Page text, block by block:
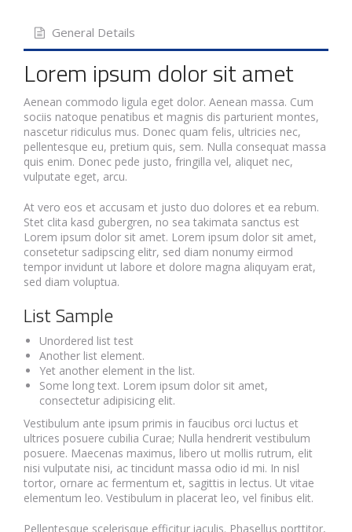
General Details
Lorem ipsum dolor sit amet
Aenean commodo ligula eget dolor. Aenean massa. Cum
sociis natoque penatibus et magnis dis parturient montes,
nascetur ridiculus mus. Donec quam felis, ultricies nec,
pellentesque eu, pretium quis, sem. Nulla consequat massa
quis enim. Donec pede justo, fringilla vel, aliquet nec,
vulputate eget, arcu.
At vero eos et accusam et justo duo dolores et ea rebum.
Stet clita kasd gubergren, no sea takimata sanctus est
Lorem ipsum dolor sit amet. Lorem ipsum dolor sit amet,
consetetur sadipscing elitr, sed diam nonumy eirmod
tempor invidunt ut labore et dolore magna aliquyam erat,
sed diam voluptua.
List Sample
Unordered list test
Another list element.
Yet another element in the list.
Some long text. Lorem ipsum dolor sit amet,
consectetur adipisicing elit.
Vestibulum ante ipsum primis in faucibus orci luctus et
ultrices posuere cubilia Curae; Nulla hendrerit vestibulum
posuere. Maecenas maximus, libero ut mollis rutrum, elit
nisi vulputate nisi, ac tincidunt massa odio id mi. In nisl
tortor, ornare ac fermentum et, sagittis in lectus. Ut vitae
elementum leo. Vestibulum in placerat leo, vel finibus elit.
Pellentesque scelerisque efficitur iaculis. Phasellus porttitor,